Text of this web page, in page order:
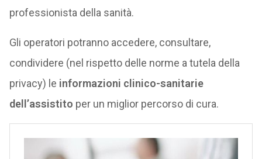
professionista della sanità.
Gli operatori potranno accedere, consultare,
condividere (nel rispetto delle norme a tutela della
privacy) le informazioni clinico-sanitarie
dell’assistito per un miglior percorso di cura.